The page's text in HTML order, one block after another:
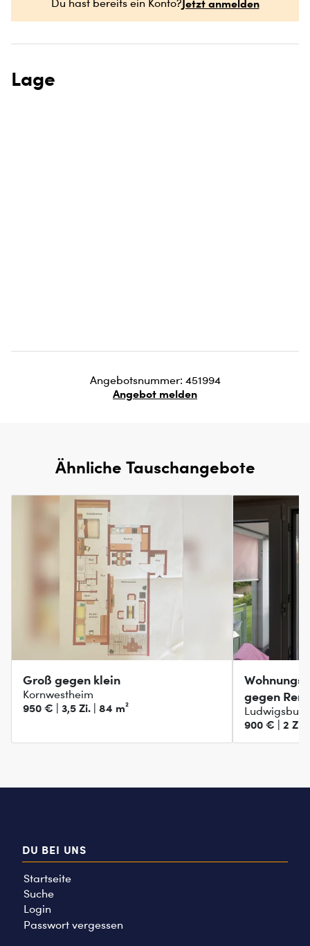
Du hast bereits ein Konto? Jetzt anmelden
Lage
Angebotsnummer: 451994
Angebot melden
Ähnliche Tauschangebote
Groß gegen klein
Kornwestheim
950 € | 3,5 Zi. | 84 m²
gegen
900 € | 2 Zi.
DU BEI UNS
Startseite
Suche
Login
Passwort vergessen